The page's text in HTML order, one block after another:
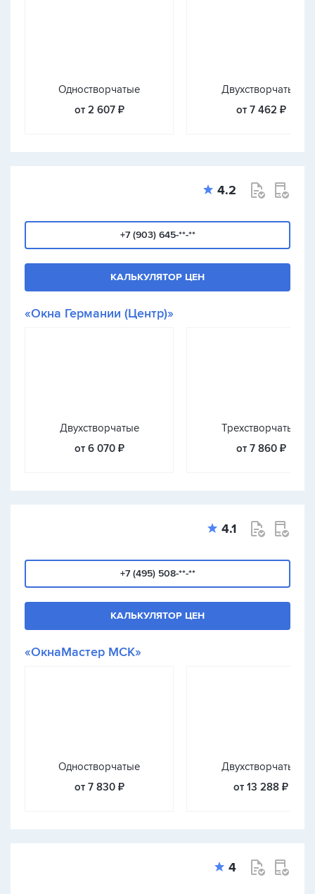
Одностворчатые
от 2 607 ₽
Двухстворчатые
от 7 462 ₽
4.2
+7 (903) 645-**-**
КАЛЬКУЛЯТОР ЦЕН
«Окна Германии (Центр)»
Двухстворчатые
от 6 070 ₽
Трехстворчатые
от 7 860 ₽
4.1
+7 (495) 508-**-**
КАЛЬКУЛЯТОР ЦЕН
«ОкнаМастер МСК»
Одностворчатые
от 7 830 ₽
Двухстворчатые
от 13 288 ₽
4